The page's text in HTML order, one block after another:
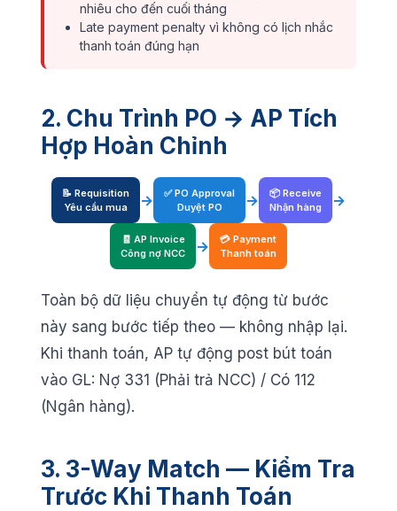
nhiêu cho đến cuối tháng
Late payment penalty vì không có lịch nhắc
thanh toán đúng hạn
2. Chu Trình PO → AP Tích
Hợp Hoàn Chỉnh
📝 Requisition
Yêu cầu mua
→
✅ PO Approval
Duyệt PO
→
📦 Receive
Nhận hàng
→
🧾 AP Invoice
Công nợ NCC
→
💳 Payment
Thanh toán
Toàn bộ dữ liệu chuyển tự động từ bước
này sang bước tiếp theo — không nhập lại.
Khi thanh toán, AP tự động post bút toán
vào GL: Nợ 331 (Phải trả NCC) / Có 112
(Ngân hàng).
3. 3-Way Match — Kiểm Tra
Trước Khi Thanh Toán